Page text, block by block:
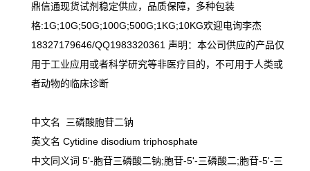
鼎信通现货试剂稳定供应，品质保障，多种包装
格:1G;10G;50G;100G;500G;1KG;10KG欢迎电询李杰
18327179646/QQ1983320361 声明：本公司供应的产品仅
用于工业应用或者科学研究等非医疗目的，不可用于人类或
者动物的临床诊断
中文名 三磷酸胞苷二钠
英文名 Cytidine disodium triphosphate
中文同义词 5'-胞苷三磷酸二钠;胞苷-5'-三磷酸二;胞苷-5'-三